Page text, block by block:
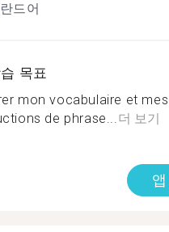
드어
목표
mon vocabulaire et mes
de phrase...더 보기